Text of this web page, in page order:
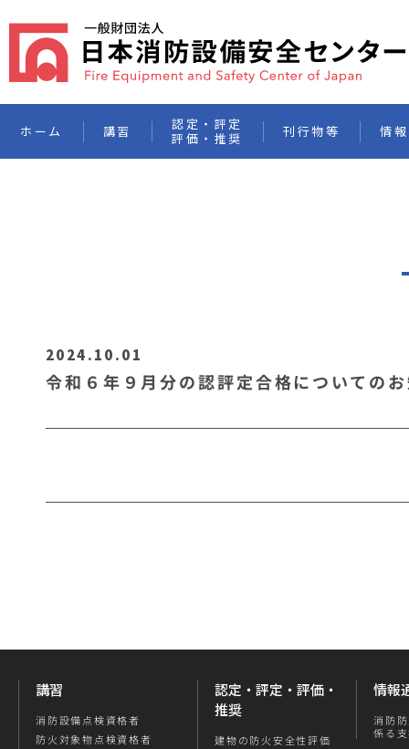
ホーム 講習
認定・評定
評価・推奨
刊行物等 情
2024.10.01
令和６年９月分の認評定合格についての
講習
消防設備点検資格者
防火対象物点検資格者
認定・評定・評価・
推奨
建物の防火安全性評価
情報
消防
係る